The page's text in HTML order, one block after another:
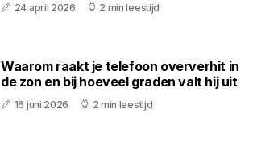
24 april 2026 2 min leestijd
Waarom raakt je telefoon oververhit in
de zon en bij hoeveel graden valt hij uit
16 juni 2026 2 min leestijd